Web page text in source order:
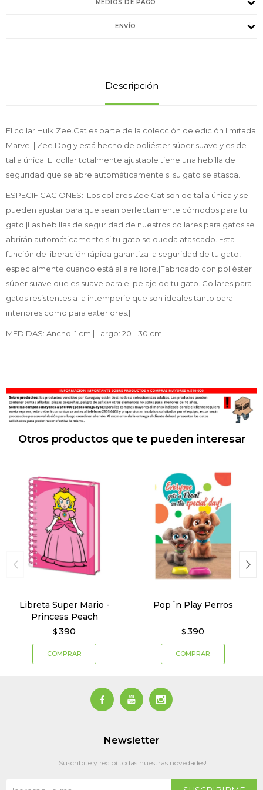
MEDIOS DE PAGO
ENVÍO
Descripción
El collar Hulk Zee.Cat es parte de la colección de edición limitada
Marvel | Zee.Dog y está hecho de poliéster súper suave y es de
talla única. El collar totalmente ajustable tiene una hebilla de
seguridad que se abre automáticamente si su gato se atasca.
ESPECIFICACIONES: |Los collares Zee.Cat son de talla única y se
pueden ajustar para que sean perfectamente cómodos para tu
gato.|Las hebillas de seguridad de nuestros collares para gatos se
abrirán automáticamente si tu gato se queda atascado. Esta
función de liberación rápida garantiza la seguridad de tu gato,
especialmente cuando está al aire libre.|Fabricado con poliéster
súper suave que es suave para el pelaje de tu gato.|Collares para
gatos resistentes a la intemperie que son ideales tanto para
interiores como para exteriores.|
MEDIDAS: Ancho: 1 cm | Largo: 20 - 30 cm
Otros productos que te pueden interesar
Libreta Super Mario -
Princess Peach
$ 390
Pop´n Play Perros
$ 390
  
Newsletter
¡Suscribite y recibí todas nuestras novedades!